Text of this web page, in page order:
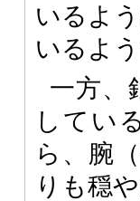
いるよ
いるよ
一方、
してい
ら、腕
りも穏